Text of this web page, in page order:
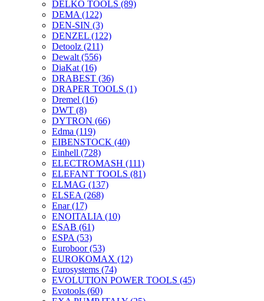
DELKO TOOLS (89)
DEMA (122)
DEN-SIN (3)
DENZEL (122)
Detoolz (211)
Dewalt (556)
DiaKat (16)
DRABEST (36)
DRAPER TOOLS (1)
Dremel (16)
DWT (8)
DYTRON (66)
Edma (119)
EIBENSTOCK (40)
Einhell (728)
ELECTROMASH (111)
ELEFANT TOOLS (81)
ELMAG (137)
ELSEA (268)
Enar(17)
ENOITALIA (10)
ESAB (61)
ESPA (53)
Euroboor(53)
EUROKOMAX (12)
Eurosystems (74)
EVOLUTION POWER TOOLS (45)
Evotools (60)